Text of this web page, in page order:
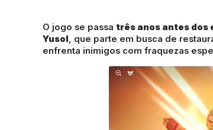
O jogo se passa três anos antes dos
Yusol, que parte em busca de
enfrenta inimigos com fraquezas